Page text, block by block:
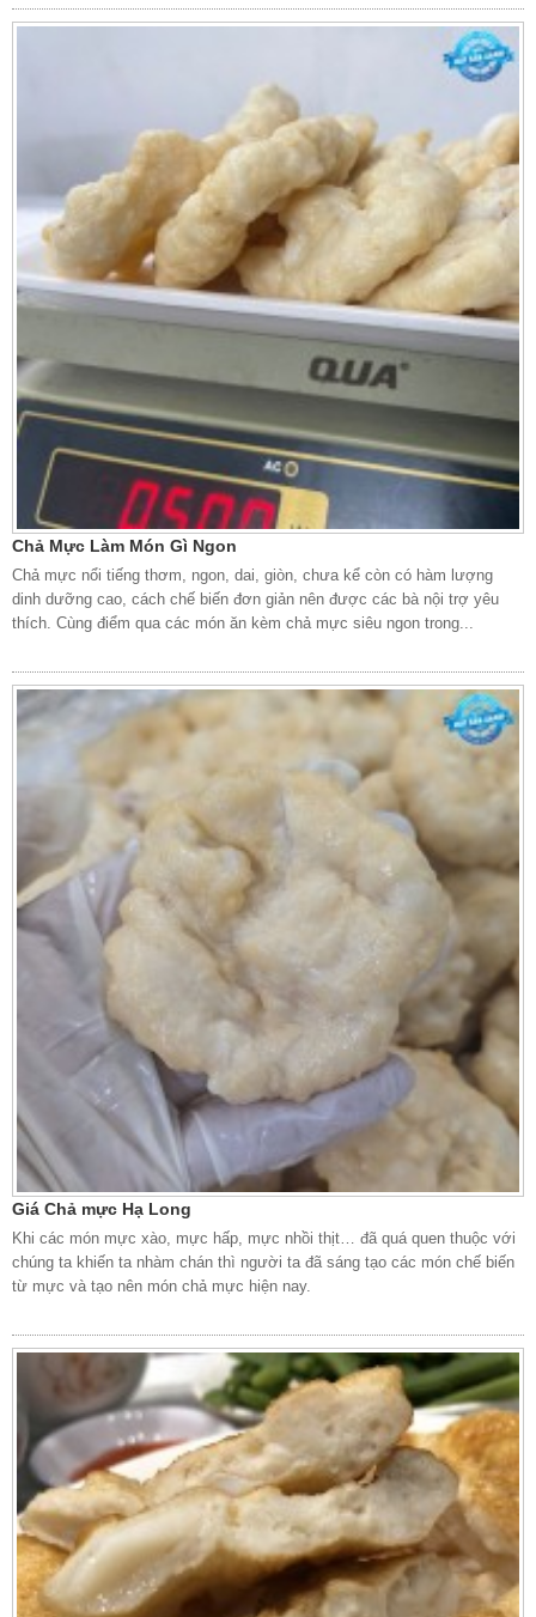
Chả Mực Làm Món Gì Ngon
Chả mực nổi tiếng thơm, ngon, dai, giòn, chưa kể còn có hàm lượng
dinh dưỡng cao, cách chế biến đơn giản nên được các bà nội trợ yêu
thích. Cùng điểm qua các món ăn kèm chả mực siêu ngon trong...
Giá Chả mực Hạ Long
Khi các món mực xào, mực hấp, mực nhồi thịt… đã quá quen thuộc với
chúng ta khiến ta nhàm chán thì người ta đã sáng tạo các món chế biến
từ mực và tạo nên món chả mực hiện nay.